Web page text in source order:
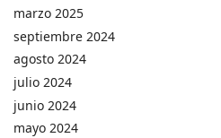
marzo 2025
septiembre 2024
agosto 2024
julio 2024
junio 2024
mayo 2024